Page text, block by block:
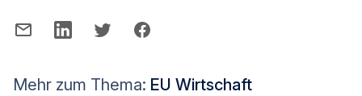
Mehr zum Thema: EU Wirtschaft